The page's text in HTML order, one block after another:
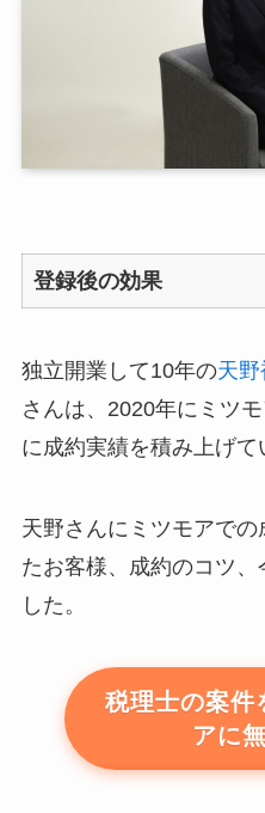
登録後の効果
独立開業して10年の天野
さんは、2020年にミツ
に成約実績を積み上げて
天野さんにミツモアで
たお客様、成約のコツ
した。
税理士の案件
アに